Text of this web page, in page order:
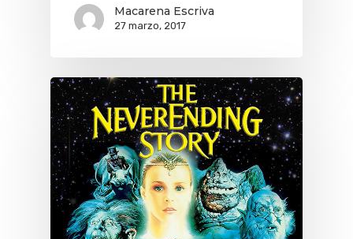
Macarena Escriva
27 marzo, 2017